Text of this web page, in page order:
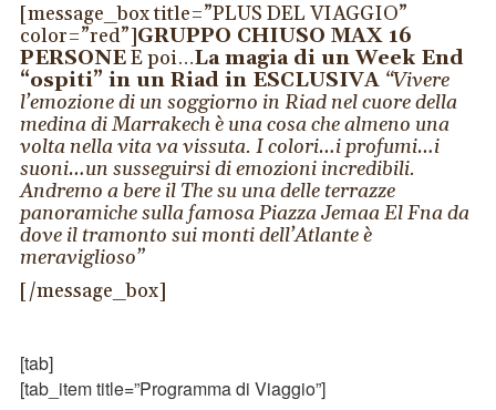
[message_box title=”PLUS DEL VIAGGIO”
color=”red”]GRUPPO CHIUSO MAX 16
PERSONEE poi…La magia di un Week End
“ospiti” in un Riad in ESCLUSIVA “Vivere
l’emozione di un soggiorno in Riad nel cuore della
medina di Marrakech è una cosa che almeno una
volta nella vita va vissuta. I colori…i profumi…i
suoni…un susseguirsi di emozioni incredibili.
Andremo a bere il The su una delle terrazze
panoramiche sulla famosa Piazza Jemaa El Fna da
dove il tramonto sui monti dell’Atlante è
meraviglioso”
[/message_box]
[tab]
[tab_item title=”Programma di Viaggio”]